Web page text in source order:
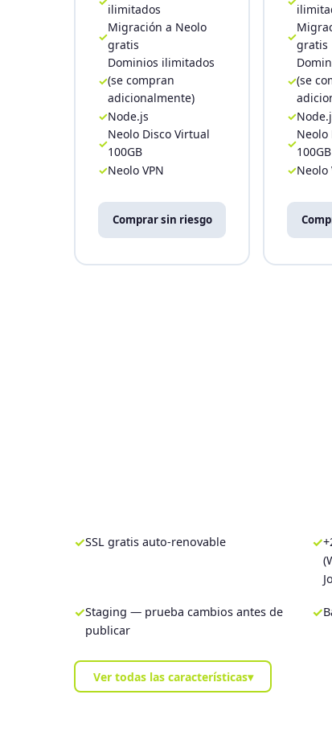
ilimitados
Migración a Neolo
gratis
Dominios ilimitados
(se compran
adicionalmente)
Node.js
Neolo Disco Virtual
100GB
Neolo VPN
Comprar sin riesgo
gratis
(se
Neolo
100GB
Neolo
✓SSL gratis auto-renovable ✓
✓Staging — prueba cambios antes de
publicar
✓
Ver todas las características▾